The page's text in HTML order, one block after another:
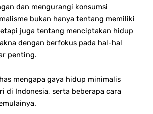
dan mengurangi konsumsi
bukan hanya tentang memiliki
juga tentang menciptakan hidup
dengan berfokus pada hal-hal
penting.
mengapa gaya hidup minimalis
di Indonesia, serta beberapa cara